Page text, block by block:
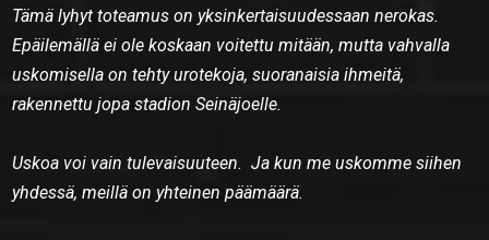
Tämä lyhyt toteamus on yksinkertaisuudessaan nerokas.
Epäilemällä ei ole koskaan voitettu mitään, mutta vahvalla
uskomisella on tehty urotekoja, suoranaisia ihmeitä,
rakennettu jopa stadion Seinäjoelle.
Uskoa voi vain tulevaisuuteen. Ja kun me uskomme siihen
yhdessä, meillä on yhteinen päämäärä.